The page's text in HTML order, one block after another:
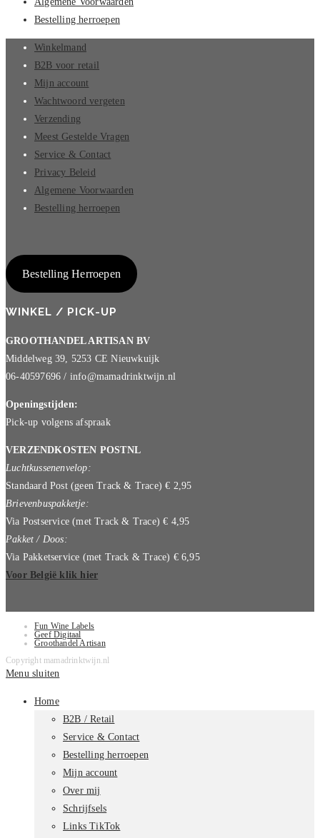
Bestelling herroepen
Winkelmand
B2B voor retail
Mijn account
Wachtwoord vergeten
Verzending
Meest Gestelde Vragen
Service & Contact
Privacy Beleid
Algemene Voorwaarden
Bestelling herroepen
Bestelling Herroepen
WINKEL / PICK-UP
GROOTHANDEL ARTISAN BV
Middelweg 39, 5253 CE Nieuwkuijk
06-40597696 / info@mamadrinktwijn.nl
Openingstijden:
Pick-up volgens afspraak
VERZENDKOSTEN POSTNL
Luchtkussenenvelop:
Standaard Post (geen Track & Trace) € 2,95
Brievenbuspakketje:
Via Postservice (met Track & Trace) € 4,95
Pakket / Doos:
Via Pakketservice (met Track & Trace) € 6,95
Voor België klik hier
Fun Wine Labels
Geef Digitaal
Groothandel Artisan
Copyright mamadrinktwijn.nl
Menu sluiten
Home
B2B / Retail
Service & Contact
Bestelling herroepen
Mijn account
Over mij
Schrijfsels
Links TikTok